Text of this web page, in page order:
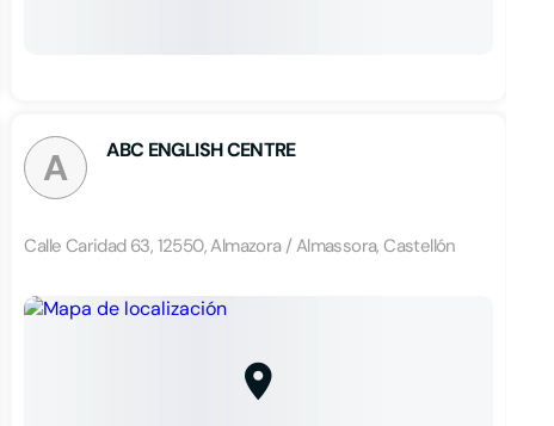
A ABC ENGLISH CENTRE
Calle Caridad 63, 12550, Almazora / Almassora, Castellón